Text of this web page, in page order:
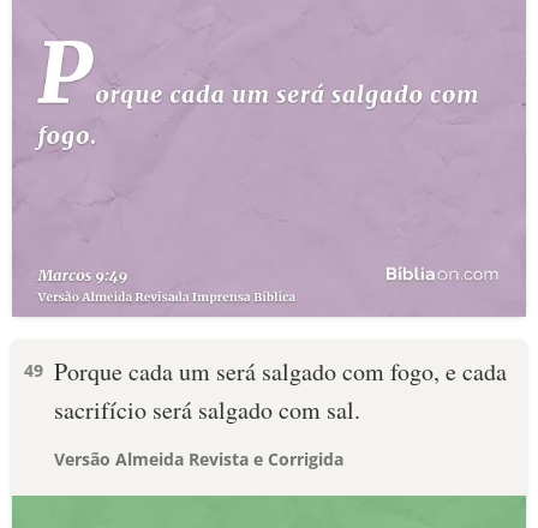
49 Porque cada um será salgado com fogo, e cada
sacrifício será salgado com sal.
Versão Almeida Revista e Corrigida